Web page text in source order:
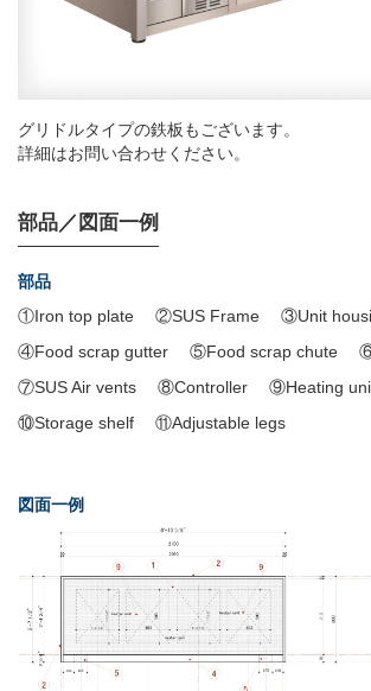
グリドルタイプの鉄板もございます。
詳細はお問い合わせください。
部品／図面一例
部品
①Iron top plate
②SUS Frame
③Unit
④Food scrap gutter
⑤Food scrap chute
⑦SUS Air vents
⑧Controller
⑨Heating
⑩Storage shelf
⑪Adjustable legs
図面一例